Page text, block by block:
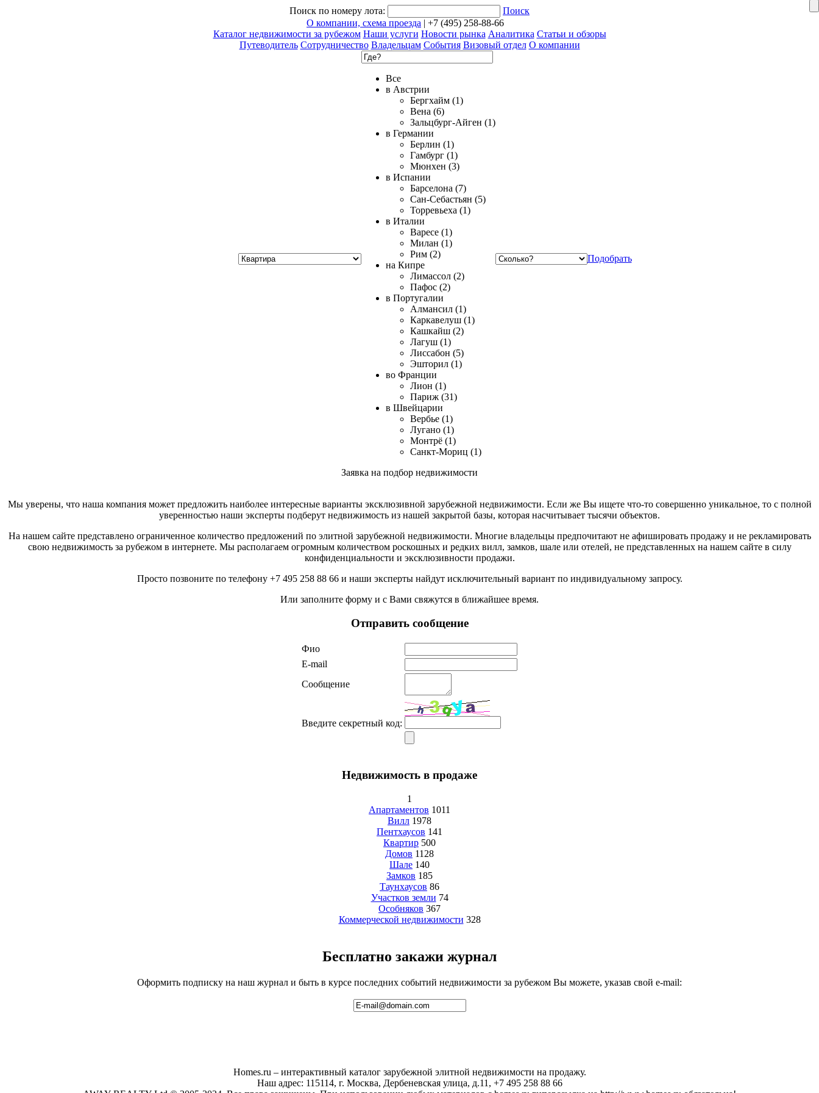
Поиск по номеру лота:
Поиск
О компании, схема проезда | +7 (495) 258-88-66
Каталог недвижимости за рубежом Наши услуги Новости рынка Аналитика Статьи и обзоры
Путеводитель Сотрудничество Владельцам События Визовый отдел О компании
Все
в Австрии
Бергхайм (1)
Вена (6)
Зальцбург-Айген (1)
в Германии
Берлин (1)
Гамбург (1)
Мюнхен (3)
в Испании
Барселона (7)
Сан-Себастьян (5)
Торревьеха (1)
в Италии
Варесе (1)
Милан (1)
Рим (2)
на Кипре
Лимассол (2)
Пафос (2)
в Португалии
Алмансил (1)
Каркавелуш (1)
Кашкайш (2)
Лагуш (1)
Лиссабон (5)
Эшторил (1)
во Франции
Лион (1)
Париж (31)
в Швейцарии
Вербье (1)
Лугано (1)
Монтрё (1)
Санкт-Мориц (1)
Подобрать
Заявка на подбор недвижимости
Мы уверены, что наша компания может предложить наиболее интересные варианты эксклюзивной зарубежной недвижимости. Если же Вы ищете что-то совершенно уникальное, то с полной
уверенностью наши эксперты подберут недвижимость из нашей закрытой базы, которая насчитывает тысячи объектов.
На нашем сайте представлено ограниченное количество предложений по элитной зарубежной недвижимости. Многие владельцы предпочитают не афишировать продажу и не рекламировать
свою недвижимость за рубежом в интернете. Мы располагаем огромным количеством роскошных и редких вилл, замков, шале или отелей, не представленных на нашем сайте в силу
конфиденциальности и эксклюзивности продажи.
Просто позвоните по телефону +7 495 258 88 66 и наши эксперты найдут исключительный вариант по индивидуальному запросу.
Или заполните форму и с Вами свяжутся в ближайшее время.
Отправить сообщение
Фио
Е-mail
Сообщение
Введите секретный код:
Недвижимость в продаже
1
Апартаментов 1011
Вилл 1978
Пентхаусов 141
Квартир 500
Домов 1128
Шале 140
Замков 185
Таунхаусов 86
Участков земли 74
Особняков 367
Коммерческой недвижимости 328
Бесплатно закажи журнал
Оформить подписку на наш журнал и быть в курсе последних событий недвижимости за рубежом Вы можете, указав свой e-mail:
Homes.ru – интерактивный каталог зарубежной элитной недвижимости на продажу.
Наш адрес: 115114, г. Москва, Дербеневская улица, д.11, +7 495 258 88 66